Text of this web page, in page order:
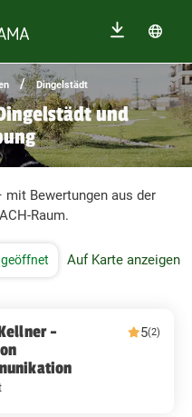
/ Dingelstädt
und
mit Bewertungen aus der
Raum.
Auf Karte anzeigen
-
5(2)